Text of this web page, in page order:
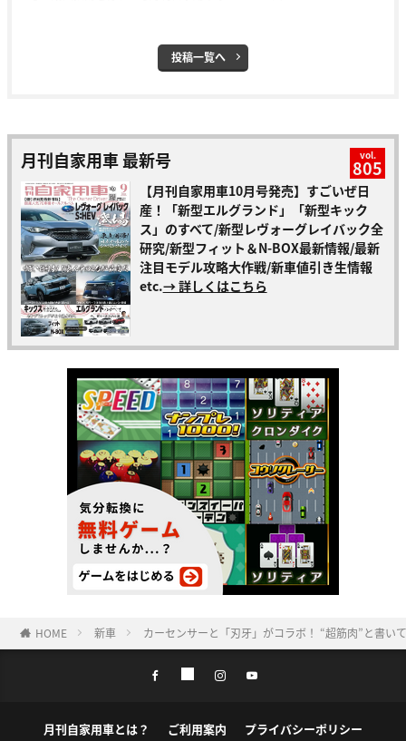
投稿一覧へ
月刊自家用車 最新号 vol.
805
【月刊自家用車10月号発売】すごいぜ日
産！「新型エルグランド」「新型キック
ス」のすべて/新型レヴォーグレイバック全
研究/新型フィット＆N-BOX最新情報/最新
注目モデル攻略大作戦/新車値引き生情報
etc.→ 詳しくはこちら
HOME 新車 カーセンサーと「刃牙」がコラボ！ “超筋肉”と書い
月刊自家用車とは？ ご利用案内
プライバシーポリシー